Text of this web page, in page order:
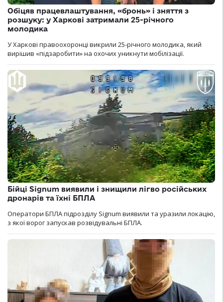
Обіцяв працевлаштування, «бронь» і зняття з
розшуку: у Харкові затримали 25-річного
молодика
У Харкові правоохоронці викрили 25-річного молодика, який
вирішив «підзаробити» на охочих уникнути мобілізації.
Бійці Signum виявили і знищили лігво російських
дронарів та їхні БПЛА
Оператори БПЛА підрозділу Signum виявили та уразили локацію,
з якої ворог запускав розвідувальні БПЛА.